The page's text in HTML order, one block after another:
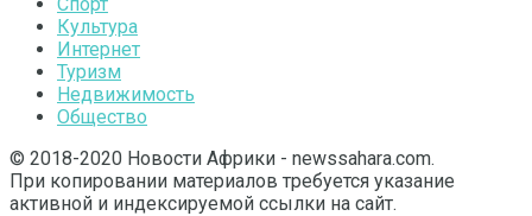
Культура
Интернет
Туризм
Недвижимость
Общество
© 2018-2020 Новости Африки - newssahara.com.
При копировании материалов требуется указание
активной и индексируемой ссылки на сайт.